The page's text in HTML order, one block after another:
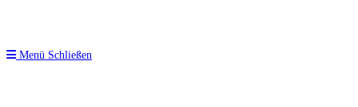
Menü Schließen